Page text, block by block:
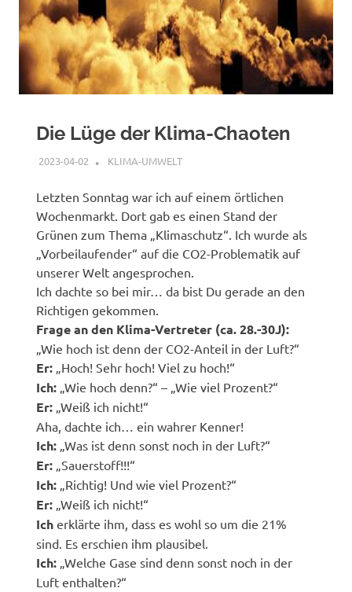
Die Lüge der Klima-Chaoten
2023-04-02 XX
KLIMA-UMWELT
Letzten Sonntag war ich auf einem örtlichen
Wochenmarkt. Dort gab es einen Stand der
Grünen zum Thema „Klimaschutz“. Ich wurde als
„Vorbeilaufender“ auf die CO2-Problematik auf
unserer Welt angesprochen.
Ich dachte so bei mir… da bist Du gerade an den
Richtigen gekommen.
Frage an den Klima-Vertreter (ca. 28.-30J):
„Wie hoch ist denn der CO2-Anteil in der Luft?“
Er: „Hoch! Sehr hoch! Viel zu hoch!“
Ich: „Wie hoch denn?“ – „Wie viel Prozent?“
Er: „Weiß ich nicht!“
Aha, dachte ich… ein wahrer Kenner!
Ich: „Was ist denn sonst noch in der Luft?“
Er: „Sauerstoff!!!“
Ich: „Richtig! Und wie viel Prozent?“
Er: „Weiß ich nicht!“
Ich erklärte ihm, dass es wohl so um die 21%
sind. Es erschien ihm plausibel.
Ich: „Welche Gase sind denn sonst noch in der
Luft enthalten?“